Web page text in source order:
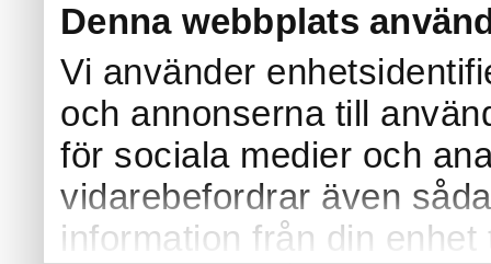
Denna webbplats
Vi använder
och annonserna till
för sociala medier och
vidarebefordrar även
information från din